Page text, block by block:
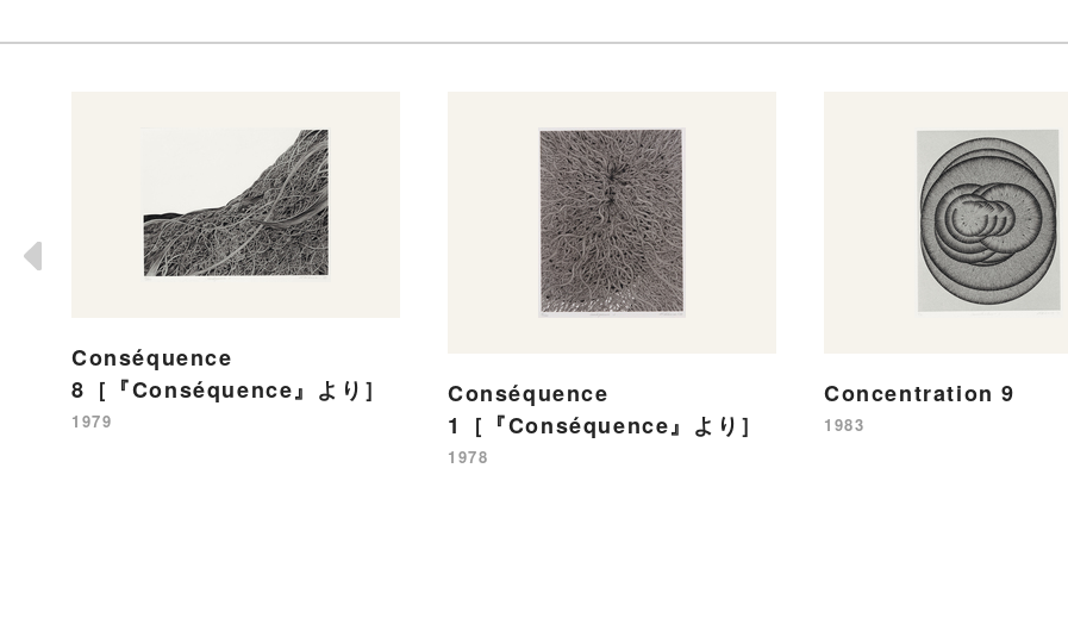
Conséquence
8［『Conséquence』より］
1979
Conséquence
1［『Conséquence』より］
1978
Concentration 9
1983